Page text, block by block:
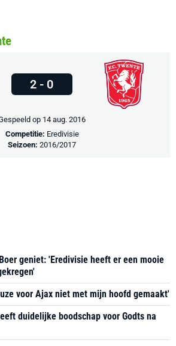
geniet: 'Eredivisie heeft er een mooie
voor Ajax niet met mijn hoofd gemaakt'
duidelijke boodschap voor Godts na
2 - 0
op 14 aug. 2016
Competitie: Eredivisie
Seizoen: 2016/2017